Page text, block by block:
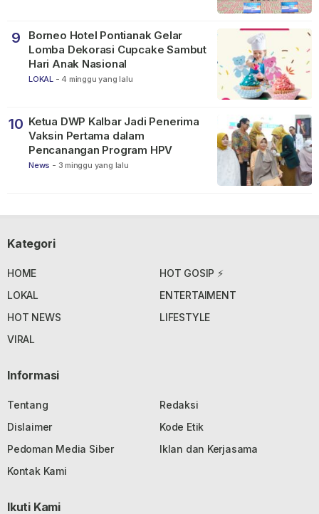
9
Borneo Hotel Pontianak Gelar
Lomba Dekorasi Cupcake Sambut
Hari Anak Nasional
LOKAL - 4 minggu yang lalu
10 Ketua DWP Kalbar Jadi Penerima
Vaksin Pertama dalam
Pencanangan Program HPV
News - 3 minggu yang lalu
Kategori
HOME
HOT GOSIP ⚡
LOKAL
ENTERTAIMENT
HOT NEWS
LIFESTYLE
VIRAL
Informasi
Tentang
Redaksi
Dislaimer
Kode Etik
Pedoman Media Siber
Iklan dan Kerjasama
Kontak Kami
Ikuti Kami